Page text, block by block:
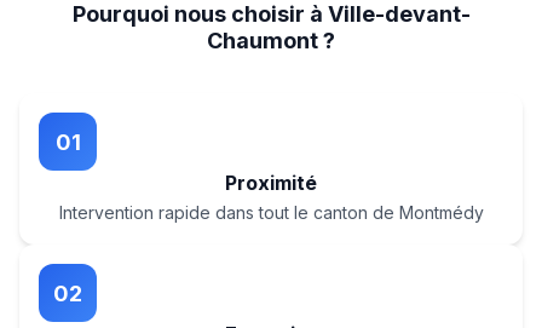
Pourquoi nous choisir à Ville-devant-
Chaumont ?
01
Proximité
Intervention rapide dans tout le canton de Montmédy
02